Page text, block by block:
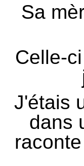
Sa
Celle-
J'étais
dans